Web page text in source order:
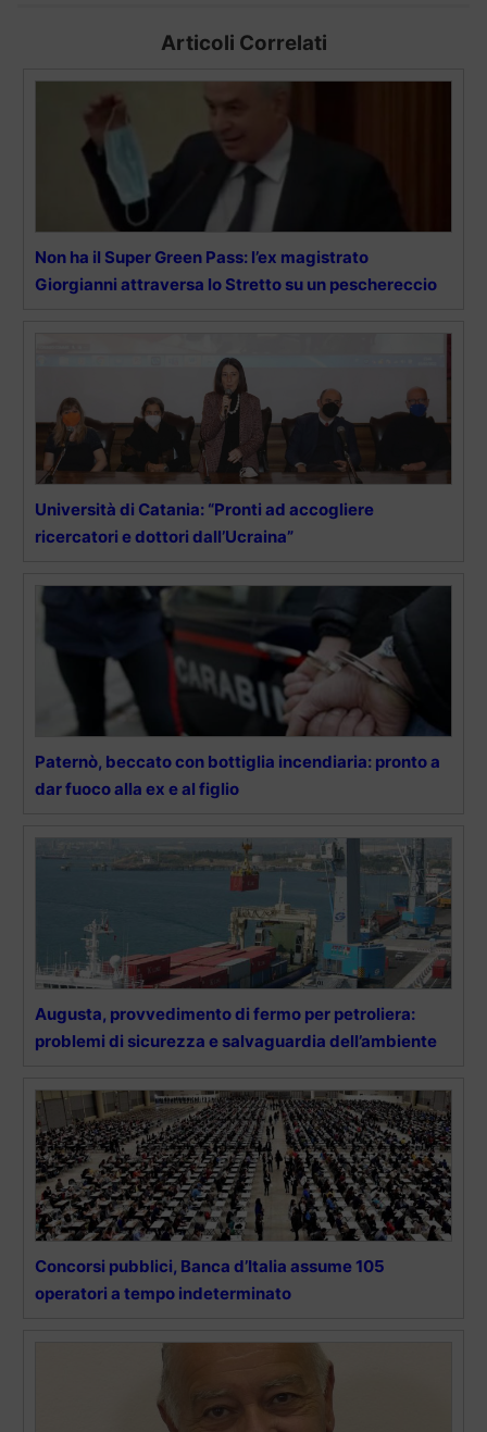
Articoli Correlati
Non ha il Super Green Pass: l’ex magistrato
Giorgianni attraversa lo Stretto su un peschereccio
Università di Catania: “Pronti ad accogliere
ricercatori e dottori dall’Ucraina”
Paternò, beccato con bottiglia incendiaria: pronto a
dar fuoco alla ex e al figlio
Augusta, provvedimento di fermo per petroliera:
problemi di sicurezza e salvaguardia dell’ambiente
Concorsi pubblici, Banca d’Italia assume 105
operatori a tempo indeterminato